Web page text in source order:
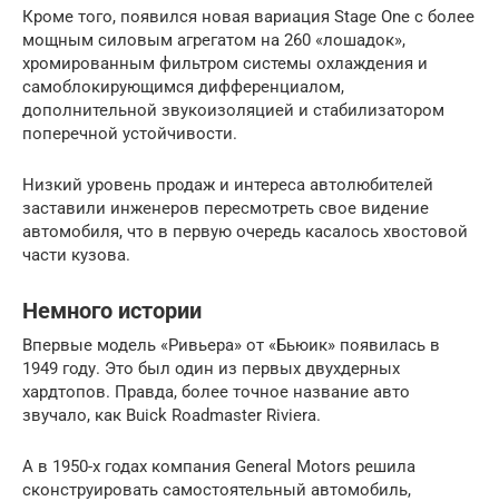
Кроме того, появился новая вариация Stage One с более
мощным силовым агрегатом на 260 «лошадок»,
хромированным фильтром системы охлаждения и
самоблокирующимся дифференциалом,
дополнительной звукоизоляцией и стабилизатором
поперечной устойчивости.
Низкий уровень продаж и интереса автолюбителей
заставили инженеров пересмотреть свое видение
автомобиля, что в первую очередь касалось хвостовой
части кузова.
Немного истории
Впервые модель «Ривьера» от «Бьюик» появилась в
1949 году. Это был один из первых двухдерных
хардтопов. Правда, более точное название авто
звучало, как Buick Roadmaster Riviera.
А в 1950-х годах компания General Motors решила
сконструировать самостоятельный автомобиль,